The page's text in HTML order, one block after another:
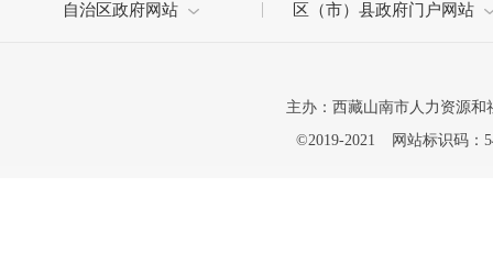
自治区政府网站 区（市）县政府门户网站
主办：西藏山南市人力资源和
©2019-2021
网站标识码：